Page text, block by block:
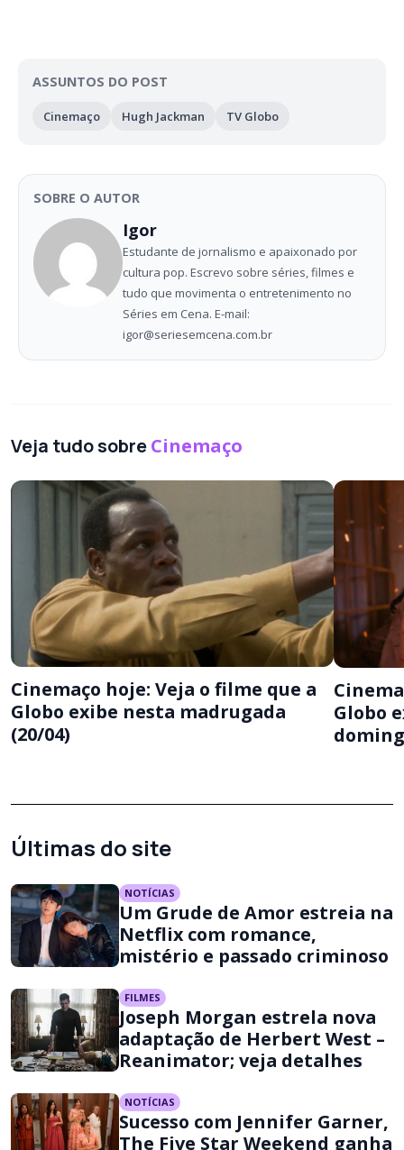
ASSUNTOS DO POST
Cinemaço Hugh Jackman TV Globo
SOBRE O AUTOR
Igor
Estudante de jornalismo e apaixonado por
cultura pop. Escrevo sobre séries, filmes e
tudo que movimenta o entretenimento no
Séries em Cena. E-mail:
igor@seriesemcena.com.br
Veja tudo sobreCinemaço
Cinemaço hoje: Veja o filme que a
Globo exibe nesta madrugada
(20/04)
Globo
Últimas do site
NOTÍCIAS
Um Grude de Amor estreia na
Netflix com romance,
mistério e passado criminoso
FILMES
Joseph Morgan estrela nova
adaptação de Herbert West –
Reanimator; veja detalhes
NOTÍCIAS
Sucesso com Jennifer Garner,
The Five Star Weekend ganha